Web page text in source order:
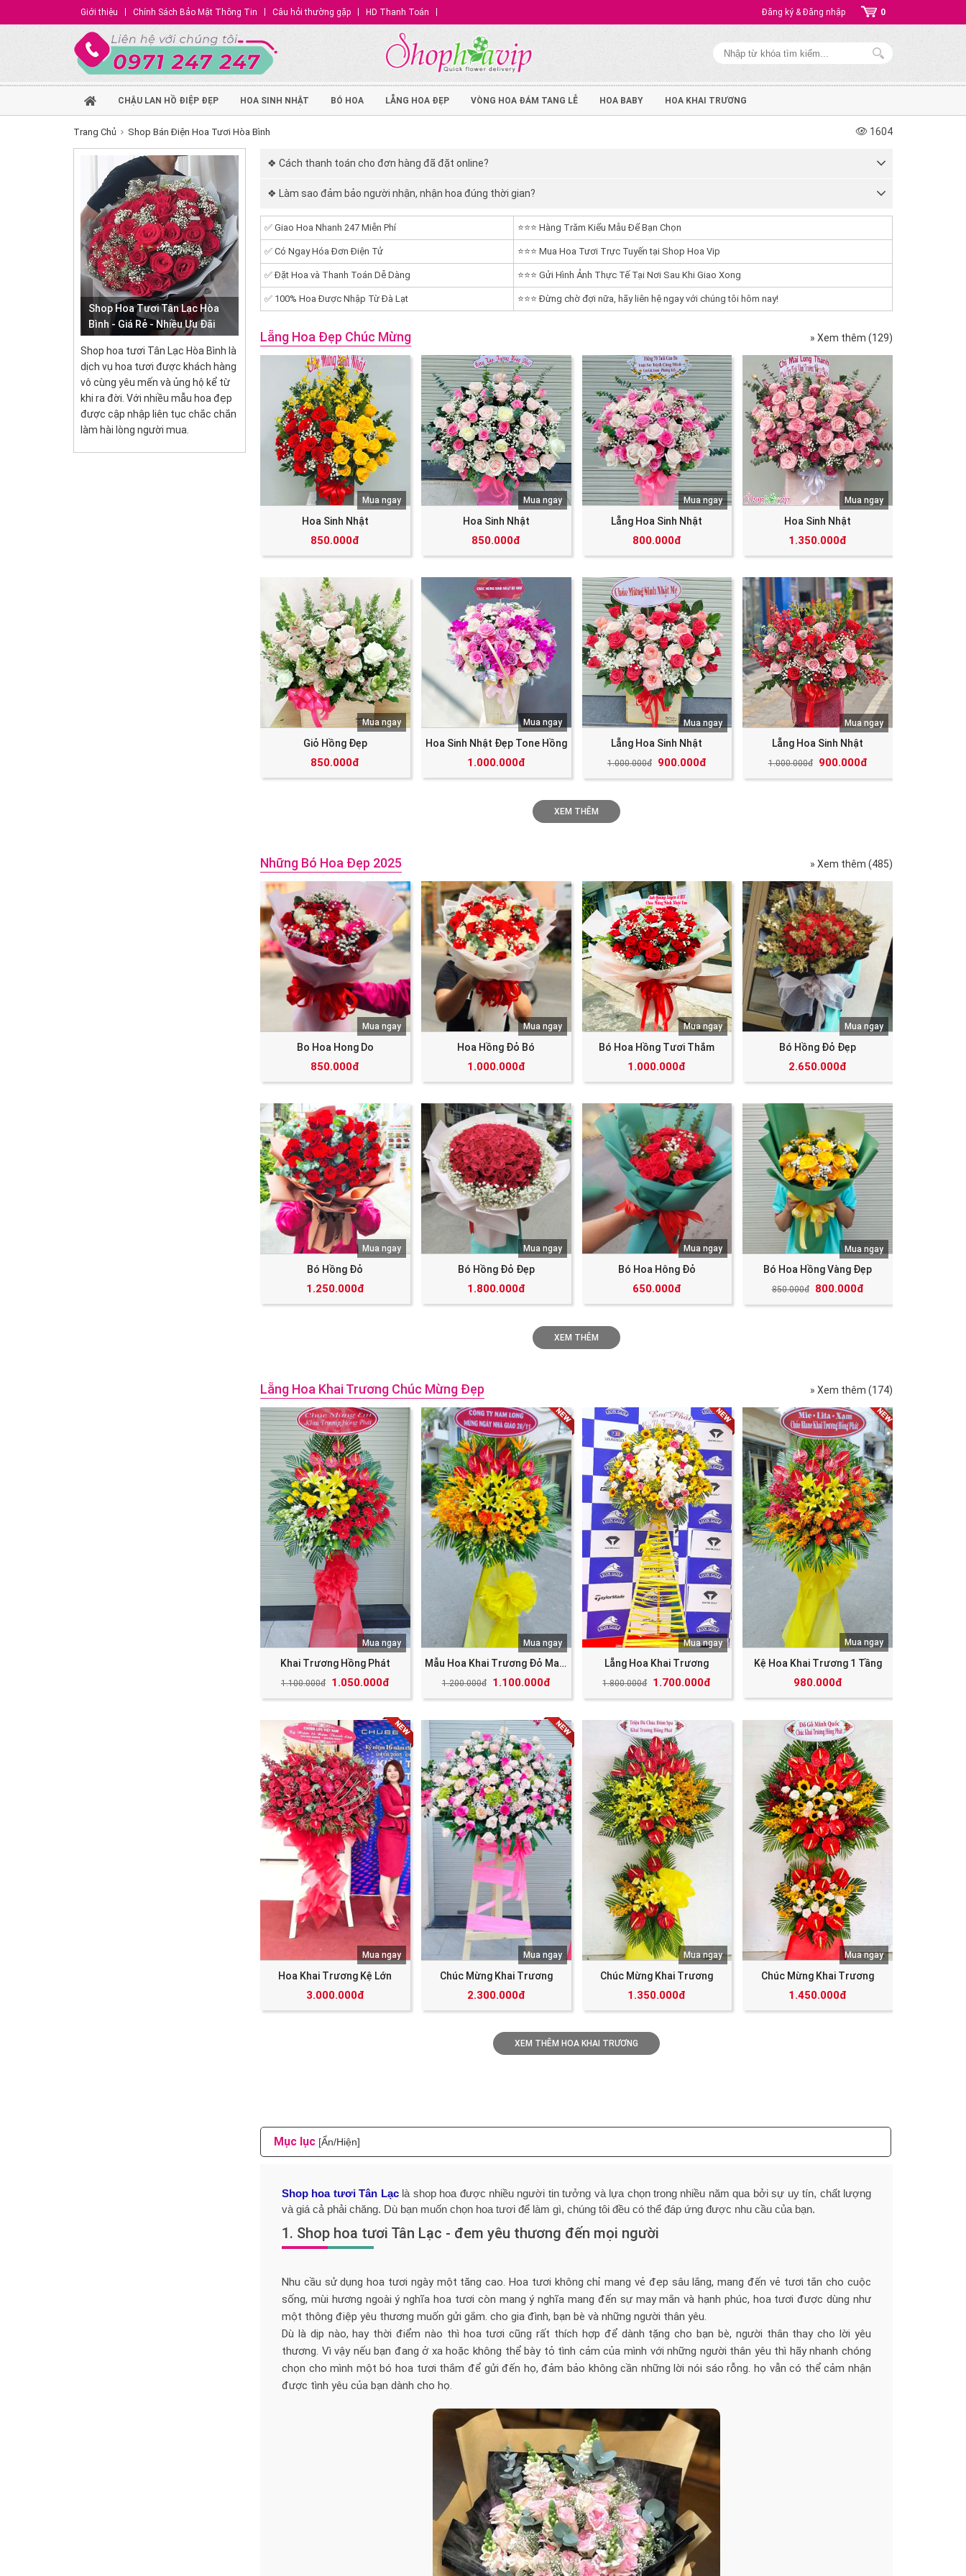
Giới thiệu Chính Sách Bảo Mật Thông Tin Câu hỏi thường gặp HD Thanh Toán Đăng ký & Đăng nhập 0
CHẬU LAN HỒ ĐIỆP ĐẸP HOA SINH NHẬT BÓ HOA LẴNG HOA ĐẸP VÒNG HOA ĐÁM TANG LỄ HOA BABY HOA KHAI TRƯƠNG
Trang Chủ Shop Bán Điện Hoa Tươi Hòa Bình 1604
Shop Hoa Tươi Tân Lạc Hòa
Bình - Giá Rẻ - Nhiều Ưu Đãi
Shop hoa tươi Tân Lạc Hòa Bình là
dịch vụ hoa tươi được khách hàng
vô cùng yêu mến và ủng hộ kể từ
khi ra đời. Với nhiều mẫu hoa đẹp
được cập nhập liên tục chắc chắn
làm hài lòng người mua.
❖ Cách thanh toán cho đơn hàng đã đặt online?
❖ Làm sao đảm bảo người nhận, nhận hoa đúng thời gian?
✅ Giao Hoa Nhanh 247 Miễn Phí ⭐⭐⭐ Hàng Trăm Kiểu Mẫu Để Bạn Chọn
✅ Có Ngay Hóa Đơn Điện Tử ⭐⭐⭐ Mua Hoa Tươi Trực Tuyến tại Shop Hoa Vip
✅ Đặt Hoa và Thanh Toán Dễ Dàng ⭐⭐⭐ Gửi Hình Ảnh Thực Tế Tại Nơi Sau Khi Giao Xong
✅ 100% Hoa Được Nhập Từ Đà Lạt ⭐⭐⭐ Đừng chờ đợi nữa, hãy liên hệ ngay với chúng tôi hôm nay!
Lẵng Hoa Đẹp Chúc Mừng » Xem thêm (129)
Hoa Sinh Nhật
850.000đ
Mua ngay
Hoa Sinh Nhật
850.000đ
Mua ngay
Lẵng Hoa Sinh Nhật
800.000đ
Mua ngay
Hoa Sinh Nhật
1.350.000đ
Mua ngay
Giỏ Hồng Đẹp
850.000đ
Mua ngay
Hoa Sinh Nhật Đẹp Tone Hồng
1.000.000đ
Mua ngay
Lẵng Hoa Sinh Nhật
1.000.000đ 900.000đ
Mua ngay
Lẵng Hoa Sinh Nhật
1.000.000đ 900.000đ
Mua ngay
XEM THÊM
Những Bó Hoa Đẹp 2025 » Xem thêm (485)
Bo Hoa Hong Do
850.000đ
Mua ngay
Hoa Hồng Đỏ Bó
1.000.000đ
Mua ngay
Bó Hoa Hồng Tươi Thắm
1.000.000đ
Mua ngay
Bó Hồng Đỏ Đẹp
2.650.000đ
Mua ngay
Bó Hồng Đỏ
1.250.000đ
Mua ngay
Bó Hồng Đỏ Đẹp
1.800.000đ
Mua ngay
Bó Hoa Hông Đỏ
650.000đ
Mua ngay
Bó Hoa Hồng Vàng Đẹp
850.000đ 800.000đ
Mua ngay
XEM THÊM
Lẵng Hoa Khai Trương Chúc Mừng Đẹp » Xem thêm (174)
Khai Trương Hồng Phát
1.100.000đ 1.050.000đ
Mua ngay
Mẫu Hoa Khai Trương Đỏ May Mắn Tài Lộc
1.200.000đ 1.100.000đ
Mua ngay
Lẵng Hoa Khai Trương
1.800.000đ 1.700.000đ
Mua ngay
Kệ Hoa Khai Trương 1 Tầng
980.000đ
Mua ngay
Hoa Khai Trương Kệ Lớn
3.000.000đ
Mua ngay
Chúc Mừng Khai Trương
2.300.000đ
Mua ngay
Chúc Mừng Khai Trương
1.350.000đ
Mua ngay
Chúc Mừng Khai Trương
1.450.000đ
Mua ngay
XEM THÊM HOA KHAI TRƯƠNG
Mục lục [Ẩn/Hiện]
Shop hoa tươi Tân Lạclà shop hoa được nhiều người tin tưởng và lựa chọn trong nhiều năm qua bởi sự uy tín, chất lượng
và giá cả phải chăng. Dù bạn muốn chọn hoa tươi để làm gì, chúng tôi đều có thể đáp ứng được nhu cầu của bạn.
1. Shop hoa tươi Tân Lạc - đem yêu thương đến mọi người
Nhu cầu sử dụng hoa tươi ngày một tăng cao. Hoa tươi không chỉ mang vẻ đẹp sâu lắng, mang đến vẻ tươi tắn cho cuộc
sống, mùi hương ngoài ý nghĩa hoa tươi còn mang ý nghĩa mang đến sự may mắn và hạnh phúc, hoa tươi được dùng như
một thông điệp yêu thương muốn gửi gắm. cho gia đình, bạn bè và những người thân yêu.
Dù là dịp nào, hay thời điểm nào thì hoa tươi cũng rất thích hợp để dành tặng cho bạn bè, người thân thay cho lời yêu
thương. Vì vậy nếu bạn đang ở xa hoặc không thể bày tỏ tình cảm của mình với những người thân yêu thì hãy nhanh chóng
chọn cho mình một bó hoa tươi thắm để gửi đến họ, đảm bảo không cần những lời nói sáo rỗng. họ vẫn có thể cảm nhận
được tình yêu của bạn dành cho họ.